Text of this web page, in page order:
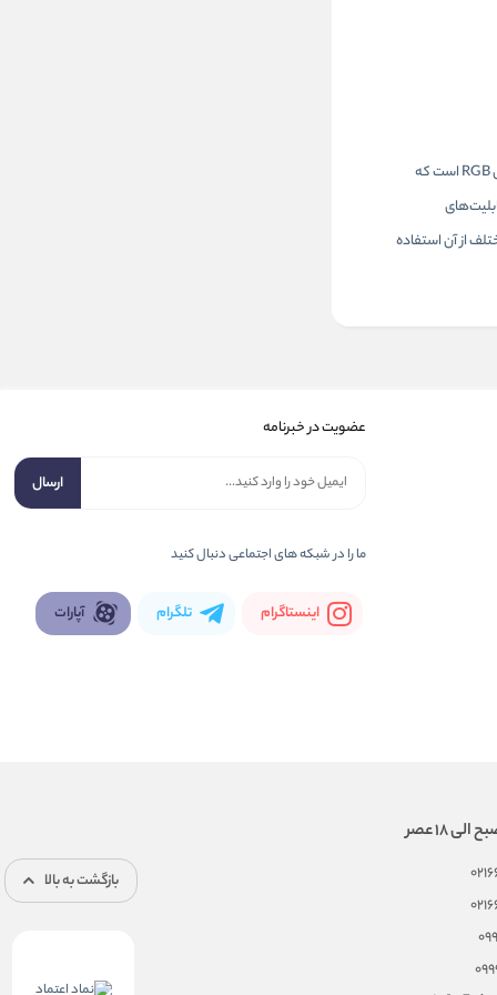
هدست اونیکوما X25 RGB علاوه بر ویژگی‌های رایج هدست‌های گیمینگ، از برخی قابلیت‌های منحصربه‌فرد نیز برخوردار است. یکی از این امکانات ویژه، سیستم روشنایی RGB است که
از آن استفاده
عضویت در خبرنامه
ارسال
ما را در شبكه های اجتماعی دنبال کنید
اینستاگرام تلگرام آپارات
بازگشت به بالا